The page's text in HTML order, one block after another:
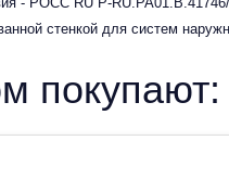
стенкой для систем
покупают: